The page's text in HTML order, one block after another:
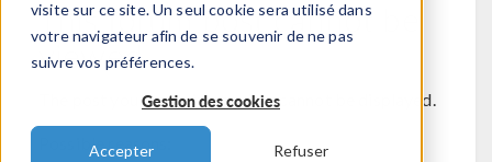
visite sur ce site. Un seul cookie sera utilisé dans
votre navigateur afin de se souvenir de ne pas
suivre vos préférences.
Gestion des cookies
Accepter Refuser
This forum post cannot be
viewed
The post you are trying to view cannot be displayed.
Possible reasons: